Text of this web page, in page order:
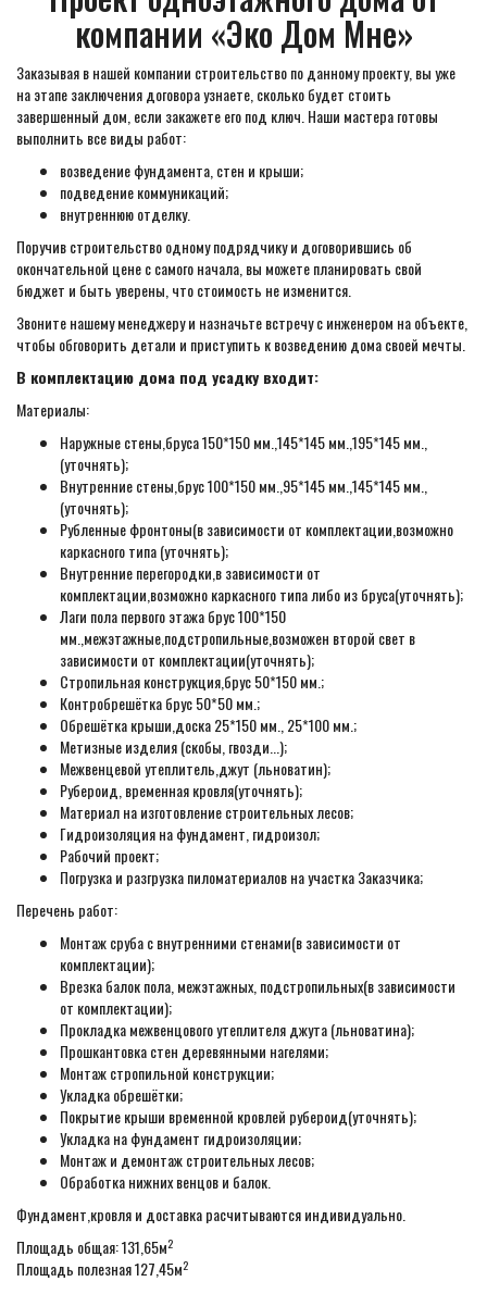
компании «Эко Дом Мне»
Заказывая в нашей компании строительство по данному проекту, вы уже
на этапе заключения договора узнаете, сколько будет стоить
завершенный дом, если закажете его под ключ. Наши мастера готовы
выполнить все виды работ:
возведение фундамента, стен и крыши;
подведение коммуникаций;
внутреннюю отделку.
Поручив строительство одному подрядчику и договорившись об
окончательной цене с самого начала, вы можете планировать свой
бюджет и быть уверены, что стоимость не изменится.
Звоните нашему менеджеру и назначьте встречу с инженером на объекте,
чтобы обговорить детали и приступить к возведению дома своей мечты.
В комплектацию дома под усадку входит:
Материалы:
Наружные стены,бруса 150*150 мм.,145*145 мм.,195*145 мм.,
(уточнять);
Внутренние стены,брус 100*150 мм.,95*145 мм.,145*145 мм.,
(уточнять);
Рубленные фронтоны(в зависимости от комплектации,возможно
каркасного типа (уточнять);
Внутренние перегородки,в зависимости от
комплектации,возможно каркасного типа либо из бруса(уточнять);
Лаги пола первого этажа брус 100*150
мм.,межэтажные,подстропильные,возможен второй свет в
зависимости от комплектации(уточнять);
Стропильная конструкция,брус 50*150 мм.;
Контробрешётка брус 50*50 мм.;
Обрешётка крыши,доска 25*150 мм., 25*100 мм.;
Метизные изделия (скобы, гвозди...);
Межвенцевой утеплитель,джут (льноватин);
Рубероид, временная кровля(уточнять);
Материал на изготовление строительных лесов;
Гидроизоляция на фундамент, гидроизол;
Рабочий проект;
Погрузка и разгрузка пиломатериалов на участка Заказчика;
Перечень работ:
Монтаж сруба с внутренними стенами(в зависимости от
комплектации);
Врезка балок пола, межэтажных, подстропильных(в зависимости
от комплектации);
Прокладка межвенцового утеплителя джута (льноватина);
Прошкантовка стен деревянными нагелями;
Монтаж стропильной конструкции;
Укладка обрешётки;
Покрытие крыши временной кровлей рубероид(уточнять);
Укладка на фундамент гидроизоляции;
Монтаж и демонтаж строительных лесов;
Обработка нижних венцов и балок.
Фундамент,кровля и доставка расчитываются индивидуально.
Площадь общая: 131,65м2
Площадь полезная 127,45м2